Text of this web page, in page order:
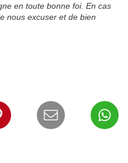
en toute bonne foi. En cas
nous excuser et de bien